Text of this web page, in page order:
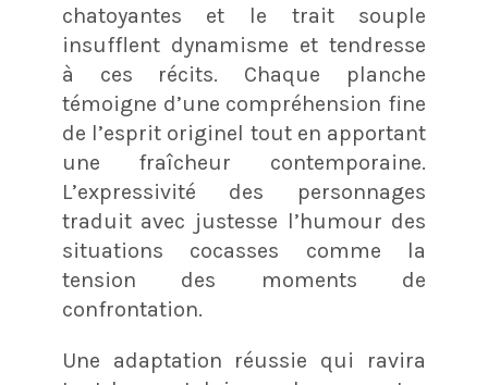
chatoyantes et le trait souple
insufflent dynamisme et tendresse
à ces récits. Chaque planche
témoigne d’une compréhension fine
de l’esprit originel tout en apportant
une fraîcheur contemporaine.
L’expressivité des personnages
traduit avec justesse l’humour des
situations cocasses comme la
tension des moments de
confrontation.
Une adaptation réussie qui ravira